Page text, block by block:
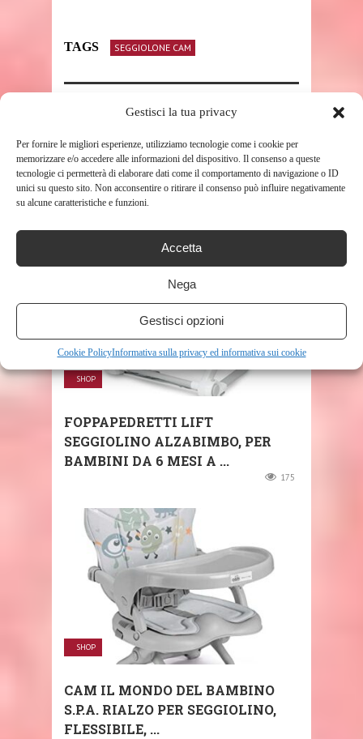
Gestisci la tua privacy
Per fornire le migliori esperienze, utilizziamo tecnologie come i cookie per
memorizzare e/o accedere alle informazioni del dispositivo. Il consenso a queste
tecnologie ci permetterà di elaborare dati come il comportamento di navigazione o ID
unici su questo sito. Non acconsentire o ritirare il consenso può influire negativamente
su alcune caratteristiche e funzioni.
Accetta
Nega
Gestisci opzioni
Cookie PolicyInformativa sulla privacy ed informativa sui cookie
TAGS SEGGIOLONE CAM
SHARE THIS POST
SHOP
FOPPAPEDRETTI LIFT
SEGGIOLINO ALZABIMBO, PER
BAMBINI DA 6 MESI A ...
175
SHOP
CAM IL MONDO DEL BAMBINO
S.P.A. RIALZO PER SEGGIOLINO,
FLESSIBILE, ...